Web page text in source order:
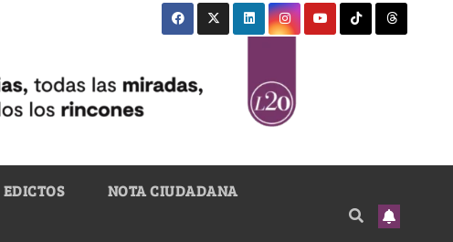
EDICTOS NOTA CIUDADANA